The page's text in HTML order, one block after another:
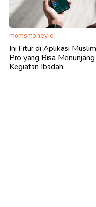
momsmoney.id
Ini Fitur di Aplikasi Muslim
Pro yang Bisa Menunjang
Kegiatan Ibadah